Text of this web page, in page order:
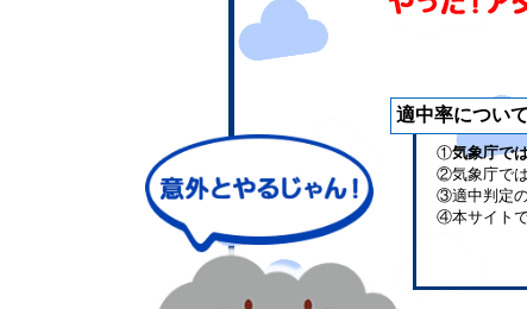
適中率について
①気象庁で
②気象庁で
③適中判定
④本サイトで